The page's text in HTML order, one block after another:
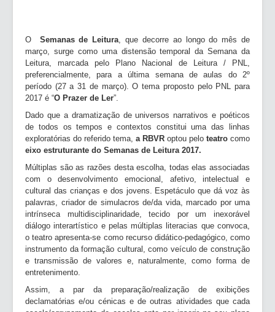
O Semanas de Leitura, que decorre ao longo do mês de
março, surge como uma distensão temporal da Semana da
Leitura, marcada pelo Plano Nacional de Leitura / PNL,
preferencialmente, para a última semana de aulas do 2º
período (27 a 31 de março). O tema proposto pelo PNL para
2017 é “O Prazer de Ler”.
Dado que a dramatização de universos narrativos e poéticos
de todos os tempos e contextos constitui uma das linhas
exploratórias do referido tema, a RBVR optou pelo teatro como
eixo estruturante do Semanas de Leitura 2017.
Múltiplas são as razões desta escolha, todas elas associadas
com o desenvolvimento emocional, afetivo, intelectual e
cultural das crianças e dos jovens. Espetáculo que dá voz às
palavras, criador de simulacros de/da vida, marcado por uma
intrínseca multidisciplinaridade, tecido por um inexorável
diálogo interartístico e pelas múltiplas literacias que convoca,
o teatro apresenta-se como recurso didático-pedagógico, como
instrumento da formação cultural, como veículo de construção
e transmissão de valores e, naturalmente, como forma de
entretenimento.
Assim, a par da preparação/realização de exibições
declamatórias e/ou cénicas e de outras atividades que cada